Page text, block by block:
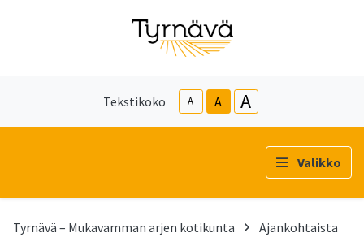
Tekstikoko A A A
Valikko
Tyrnävä – Mukavamman arjen kotikunta
Ajankohtaista